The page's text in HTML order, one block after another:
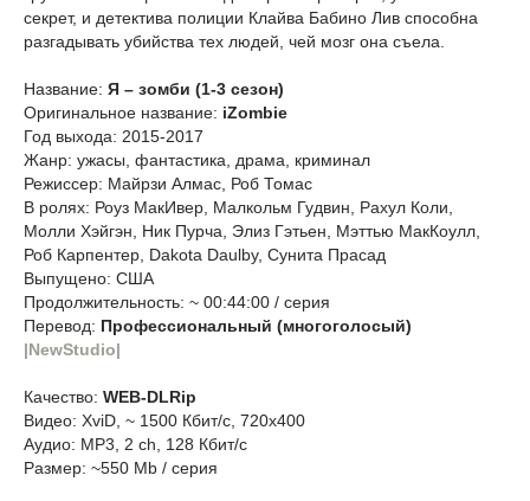
секрет, и детектива полиции Клайва Бабино Лив способна
разгадывать убийства тех людей, чей мозг она съела.
Название: Я – зомби (1-3 сезон)
Оригинальное название: iZombie
Год выхода: 2015-2017
Жанр: ужасы, фантастика, драма, криминал
Режиссер: Майрзи Алмас, Роб Томас
В ролях: Роуз МакИвер, Малкольм Гудвин, Рахул Коли,
Молли Хэйгэн, Ник Пурча, Элиз Гэтьен, Мэттью МакКоулл,
Роб Карпентер, Dakota Daulby, Сунита Прасад
Выпущено: США
Продолжительность: ~ 00:44:00 / серия
Перевод: Профессиональный (многоголосый)
|NewStudio|
Качество: WEB-DLRip
Видео: XviD, ~ 1500 Кбит/с, 720x400
Аудио: MP3, 2 ch, 128 Кбит/с
Размер: ~550 Mb / серия